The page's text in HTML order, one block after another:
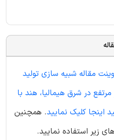
مقاله شبیه سازی تولید
در شرق هیمالیا، هند با
. همچنین
زیر استفاده نمایید.